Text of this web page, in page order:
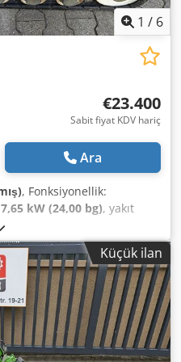
1 / 6
€23.400
Sabit fiyat KDV hariç
Ara
, Fonksiyonellik:
kW (24,00 bg), yakıt
saatleri:
Edvhocgsa !!! 2. nesil yeni
tablasına sahip uzaktan
Bu AGRIA 9600-112
üretilmiş, bir gösteri
göre yalnızca yaklaşık
kullanım ve aşınma
Güncel tavsiye
Küçük ilan